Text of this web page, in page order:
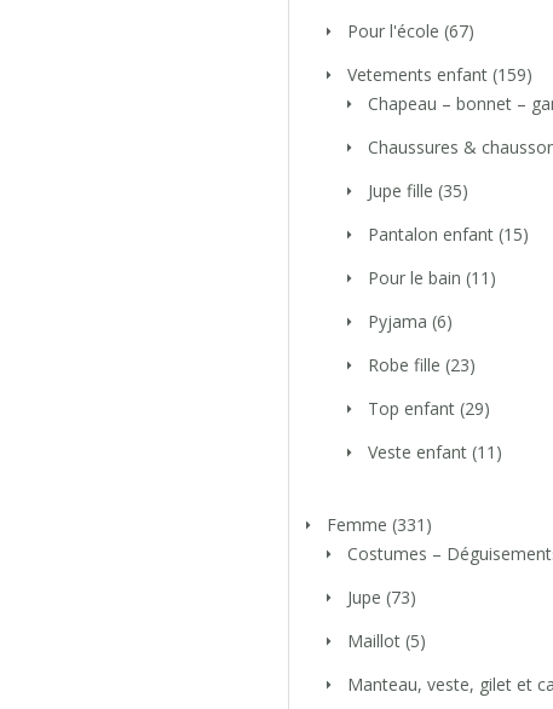
Pour l'école (67)
Vetements enfant (159)
Chapeau – bonnet –
Chaussures &
Jupe fille (35)
Pantalon enfant (15)
Pour le bain (11)
Pyjama (6)
Robe fille (23)
Top enfant (29)
Veste enfant (11)
Femme (331)
Costumes –
Jupe (73)
Maillot (5)
Manteau, veste, gilet et